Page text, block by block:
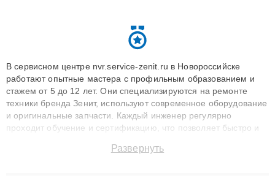
В сервисном центре nvr.service-zenit.ru в Новороссийске
работают опытные мастера с профильным образованием и
стажем от 5 до 12 лет. Они специализируются на ремонте
техники бренда Зенит, используют современное оборудование
и оригинальные запчасти. Каждый инженер регулярно
проходит обучение и сертификацию, что позволяет быстро и
сохранением гарантии до 3 лет. Наши мастера решают
Развернуть